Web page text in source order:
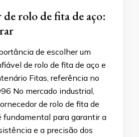
rolo de fita de aço:
de escolher um
de rolo de fita de aço e
Fitas, referência no
No mercado industrial,
de rolo de fita de
fundamental para garantir a
e a precisão dos